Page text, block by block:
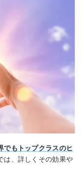
でもトップクラスのヒ
は、詳しくその効果や